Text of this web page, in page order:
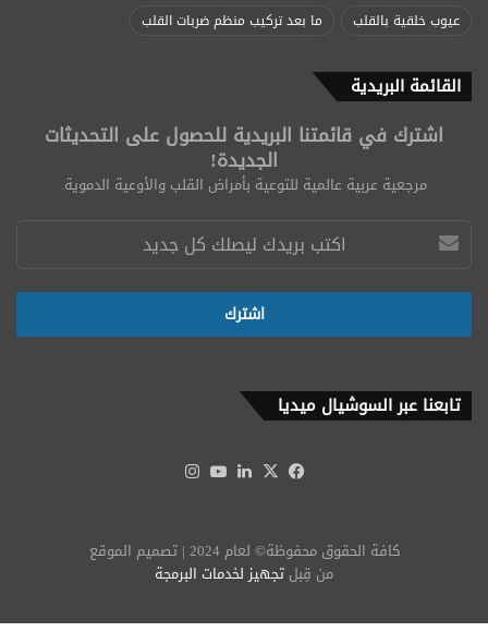
عيوب خلقية بالقلب
ما بعد تركيب منظم ضربات القلب
القائمة البريدية
اشترك في قائمتنا البريدية للحصول على التحديثات
الجديدة!
مرجعية عربية عالمية للتوعية بأمراض القلب والأوعية الدموية.
تابعنا عبر السوشيال ميديا
فيسبوك
‫X لينكدإن‫YouTube
كافة الحقوق محفوظة© لعام 2024 | تصميم الموقع
من قِبل تجهيز لخدمات البرمجة